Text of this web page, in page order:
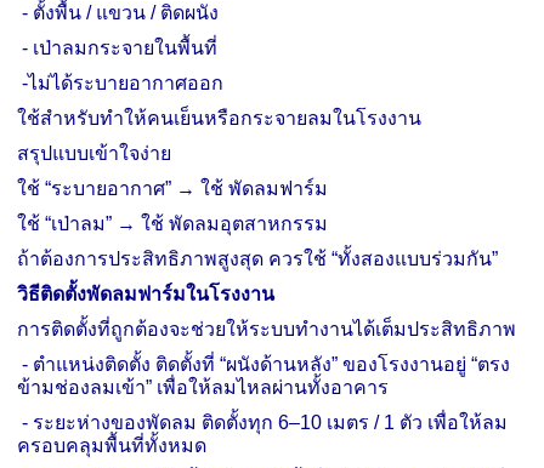
- ตั้งพื้น / แขวน / ติดผนัง
- เป่าลมกระจายในพื้นที่
-ไม่ได้ระบายอากาศออก
ใช้สำหรับทำให้คนเย็นหรือกระจายลมในโรงงาน
สรุปแบบเข้าใจง่าย
ใช้ “ระบายอากาศ” → ใช้ พัดลมฟาร์ม
ใช้ “เป่าลม” → ใช้ พัดลมอุตสาหกรรม
ถ้าต้องการประสิทธิภาพสูงสุด ควรใช้ “ทั้งสองแบบร่วมกัน”
วิธีติดตั้งพัดลมฟาร์มในโรงงาน
การติดตั้งที่ถูกต้องจะช่วยให้ระบบทำงานได้เต็มประสิทธิภาพ
- ตำแหน่งติดตั้ง ติดตั้งที่ “ผนังด้านหลัง” ของโรงงานอยู่ “ตรง
ข้ามช่องลมเข้า” เพื่อให้ลมไหลผ่านทั้งอาคาร
- ระยะห่างของพัดลม ติดตั้งทุก 6–10 เมตร / 1 ตัว เพื่อให้ลม
ครอบคลุมพื้นที่ทั้งหมด